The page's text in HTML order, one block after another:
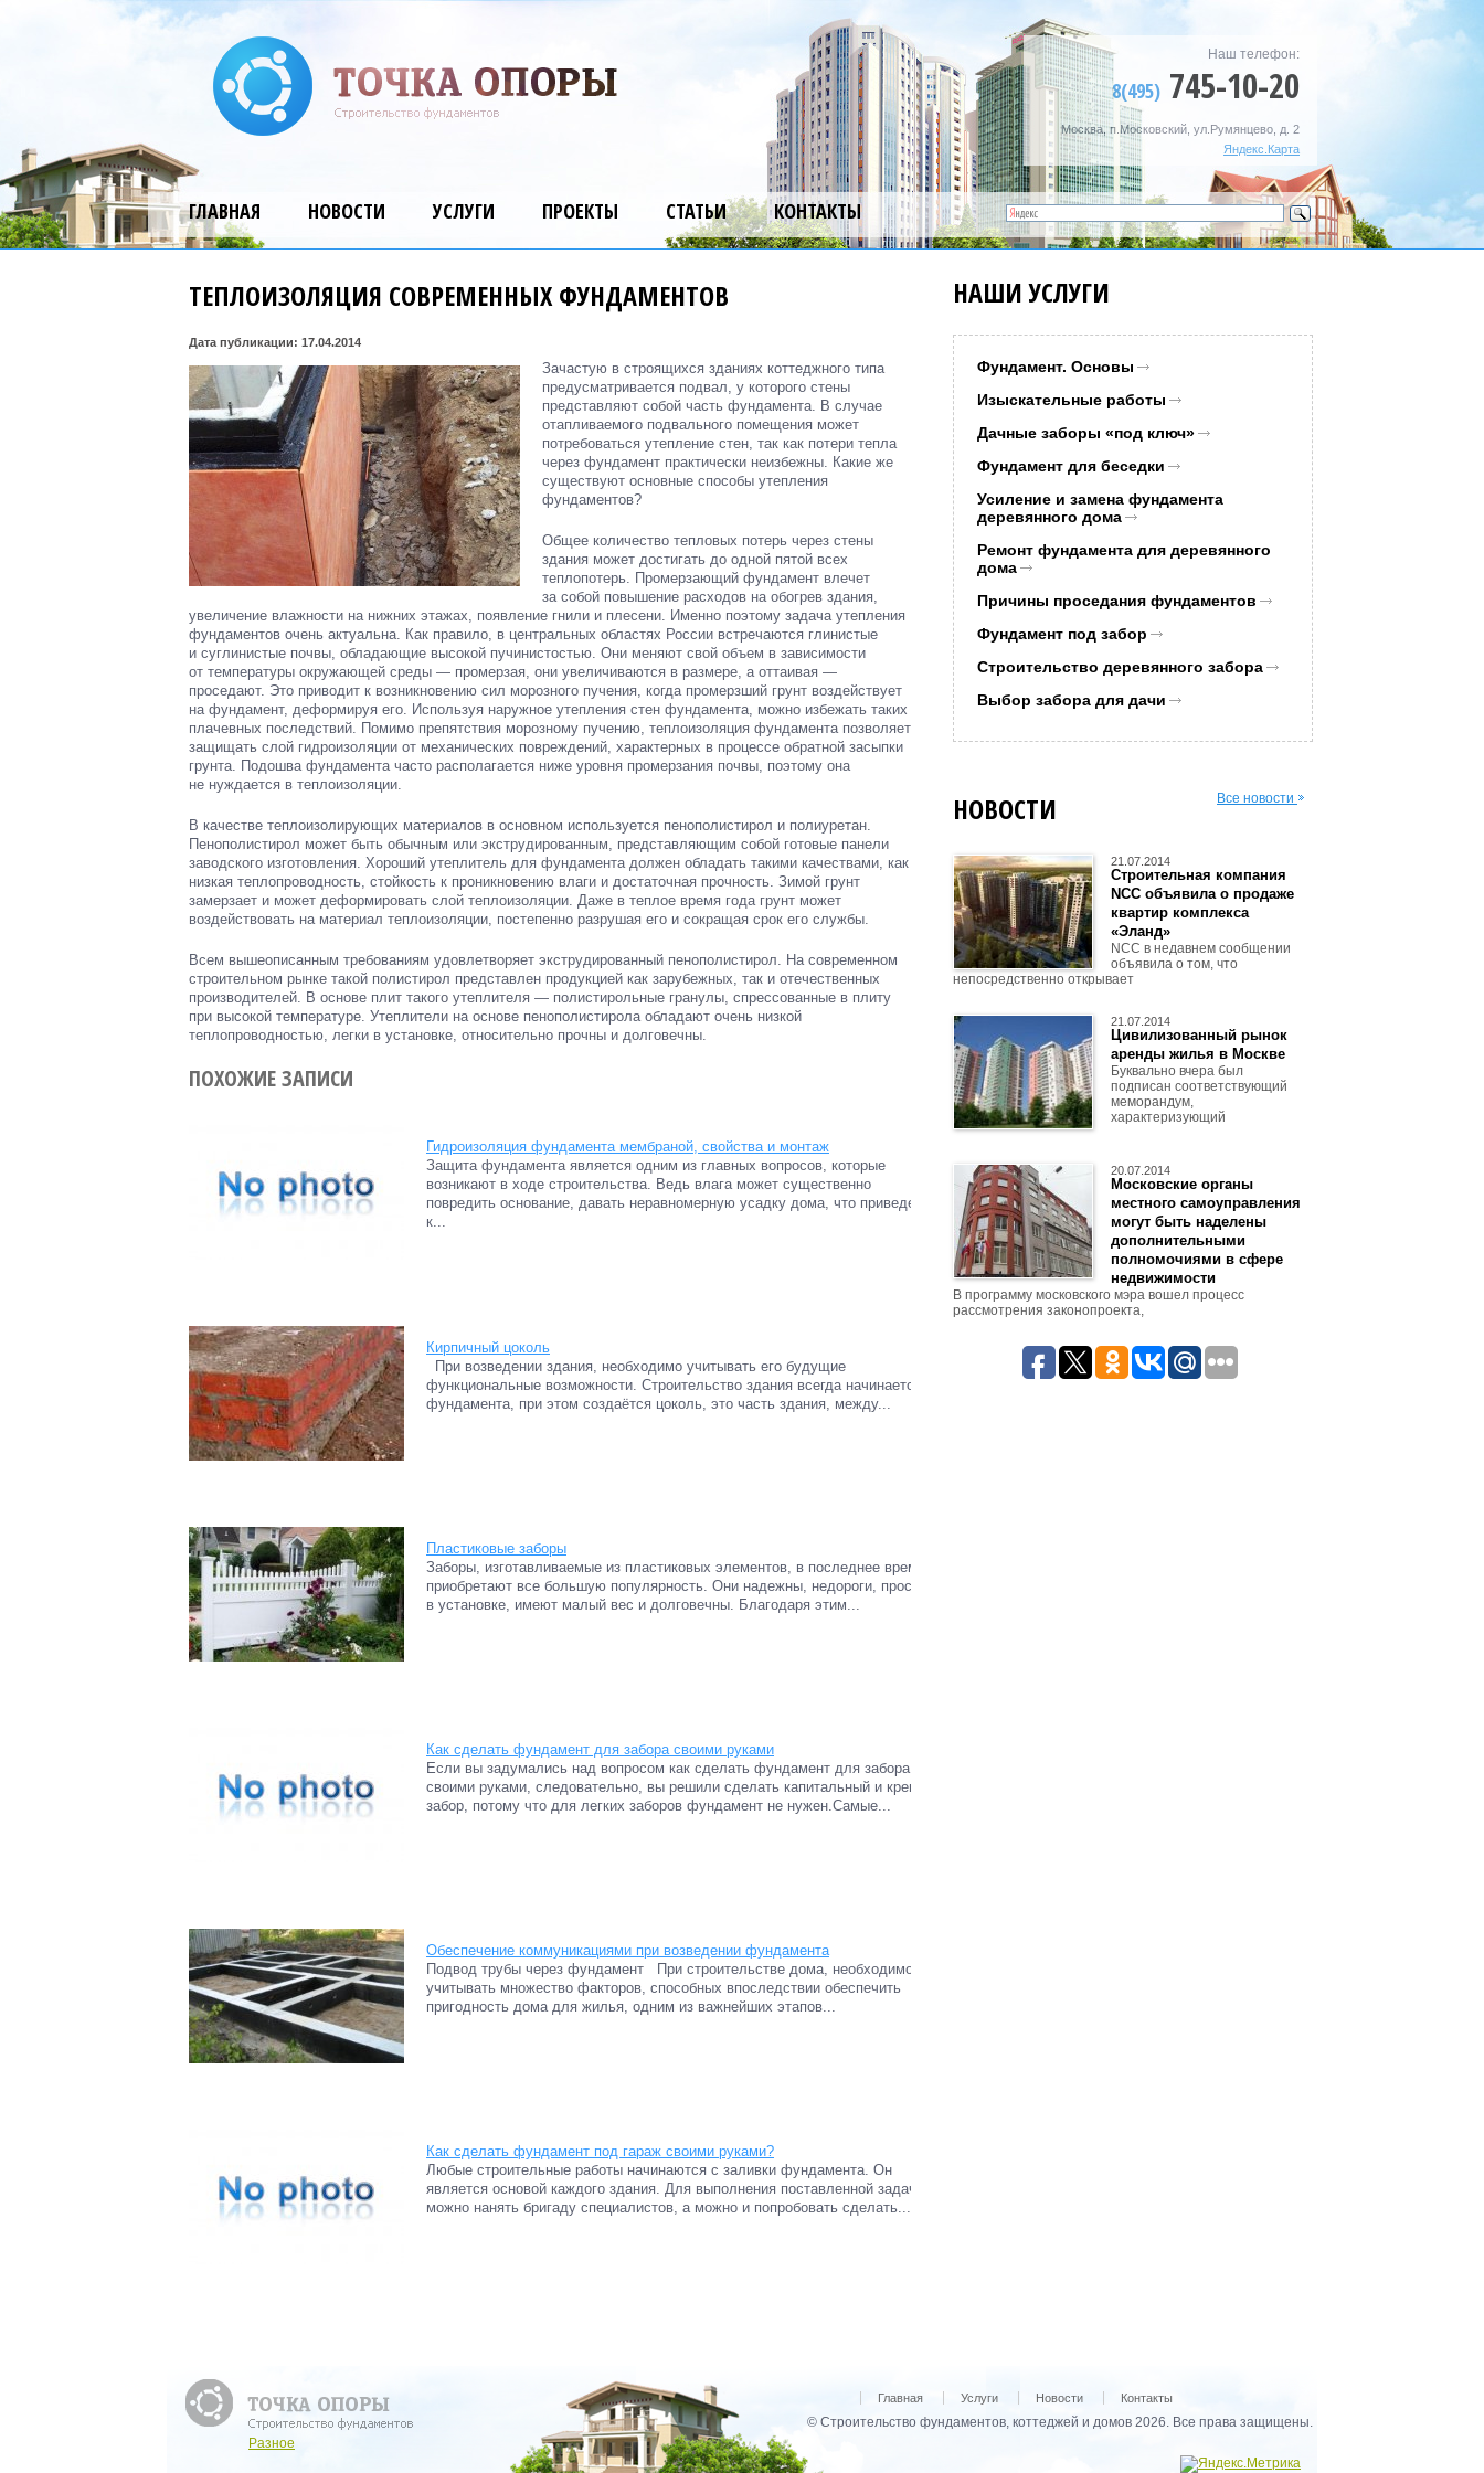
Наш телефон:
8(495) 745-10-20
Москва, п.Московский, ул.Румянцево, д. 2
Яндекс.Карта
ГЛАВНАЯ НОВОСТИ УСЛУГИ ПРОЕКТЫ СТАТЬИ КОНТАКТЫ
НАШИ УСЛУГИ
Фундамент. Основы
Изыскательные работы
Дачные заборы «под ключ»
Фундамент для беседки
Усиление и замена фундамента
деревянного дома
Ремонт фундамента для деревянного
дома
Причины проседания фундаментов
Фундамент под забор
Строительство деревянного забора
Выбор забора для дачи
НОВОСТИ Все новости
21.07.2014
Строительная компания
NCC объявила о продаже
квартир комплекса
«Эланд»
NCC в недавнем сообщении
объявила о том, что
непосредственно открывает
21.07.2014
Цивилизованный рынок
аренды жилья в Москве
Буквально вчера был
подписан соответствующий
меморандум,
характеризующий
20.07.2014
Московские органы
местного самоуправления
могут быть наделены
дополнительными
полномочиями в сфере
недвижимости
В программу московского мэра вошел процесс
рассмотрения законопроекта,
ТЕПЛОИЗОЛЯЦИЯ СОВРЕМЕННЫХ ФУНДАМЕНТОВ
Дата публикации: 17.04.2014
Зачастую в строящихся зданиях коттеджного типа
предусматривается подвал, у которого стены
представляют собой часть фундамента. В случае
отапливаемого подвального помещения может
потребоваться утепление стен, так как потери тепла
через фундамент практически неизбежны. Какие же
существуют основные способы утепления
фундаментов?
Общее количество тепловых потерь через стены
здания может достигать до одной пятой всех
теплопотерь. Промерзающий фундамент влечет
за собой повышение расходов на обогрев здания,
увеличение влажности на нижних этажах, появление гнили и плесени. Именно поэтому задача утепления
фундаментов очень актуальна. Как правило, в центральных областях России встречаются глинистые
и суглинистые почвы, обладающие высокой пучинистостью. Они меняют свой объем в зависимости
от температуры окружающей среды — промерзая, они увеличиваются в размере, а оттаивая —
проседают. Это приводит к возникновению сил морозного пучения, когда промерзший грунт воздействует
на фундамент, деформируя его. Используя наружное утепления стен фундамента, можно избежать таких
плачевных последствий. Помимо препятствия морозному пучению, теплоизоляция фундамента позволяет
защищать слой гидроизоляции от механических повреждений, характерных в процессе обратной засыпки
грунта. Подошва фундамента часто располагается ниже уровня промерзания почвы, поэтому она
не нуждается в теплоизоляции.
В качестве теплоизолирующих материалов в основном используется пенополистирол и полиуретан.
Пенополистирол может быть обычным или экструдированным, представляющим собой готовые панели
заводского изготовления. Хороший утеплитель для фундамента должен обладать такими качествами, как
низкая теплопроводность, стойкость к проникновению влаги и достаточная прочность. Зимой грунт
замерзает и может деформировать слой теплоизоляции. Даже в теплое время года грунт может
воздействовать на материал теплоизоляции, постепенно разрушая его и сокращая срок его службы.
Всем вышеописанным требованиям удовлетворяет экструдированный пенополистирол. На современном
строительном рынке такой полистирол представлен продукцией как зарубежных, так и отечественных
производителей. В основе плит такого утеплителя — полистирольные гранулы, спрессованные в плиту
при высокой температуре. Утеплители на основе пенополистирола обладают очень низкой
теплопроводностью, легки в установке, относительно прочны и долговечны.
ПОХОЖИЕ ЗАПИСИ
Гидроизоляция фундамента мембраной, свойства и монтаж
Защита фундамента является одним из главных вопросов, которые
возникают в ходе строительства. Ведь влага может существенно
повредить основание, давать неравномерную усадку дома, что приведет
к...
Кирпичный цоколь
При возведении здания, необходимо учитывать его будущие
функциональные возможности. Строительство здания всегда начинается с
фундамента, при этом создаётся цоколь, это часть здания, между...
Пластиковые заборы
Заборы, изготавливаемые из пластиковых элементов, в последнее время
приобретают все большую популярность. Они надежны, недороги, просты
в установке, имеют малый вес и долговечны. Благодаря этим...
Как сделать фундамент для забора своими руками
Если вы задумались над вопросом как сделать фундамент для забора
своими руками, следовательно, вы решили сделать капитальный и крепкий
забор, потому что для легких заборов фундамент не нужен.Самые...
Обеспечение коммуникациями при возведении фундамента
Подвод трубы через фундамент При строительстве дома, необходимо
учитывать множество факторов, способных впоследствии обеспечить
пригодность дома для жилья, одним из важнейших этапов...
Как сделать фундамент под гараж своими руками?
Любые строительные работы начинаются с заливки фундамента. Он
является основой каждого здания. Для выполнения поставленной задачи
можно нанять бригаду специалистов, а можно и попробовать сделать...
© Строительство фундаментов, коттеджей и домов 2026. Все права защищены.
Главная Услуги Новости Контакты
Разное